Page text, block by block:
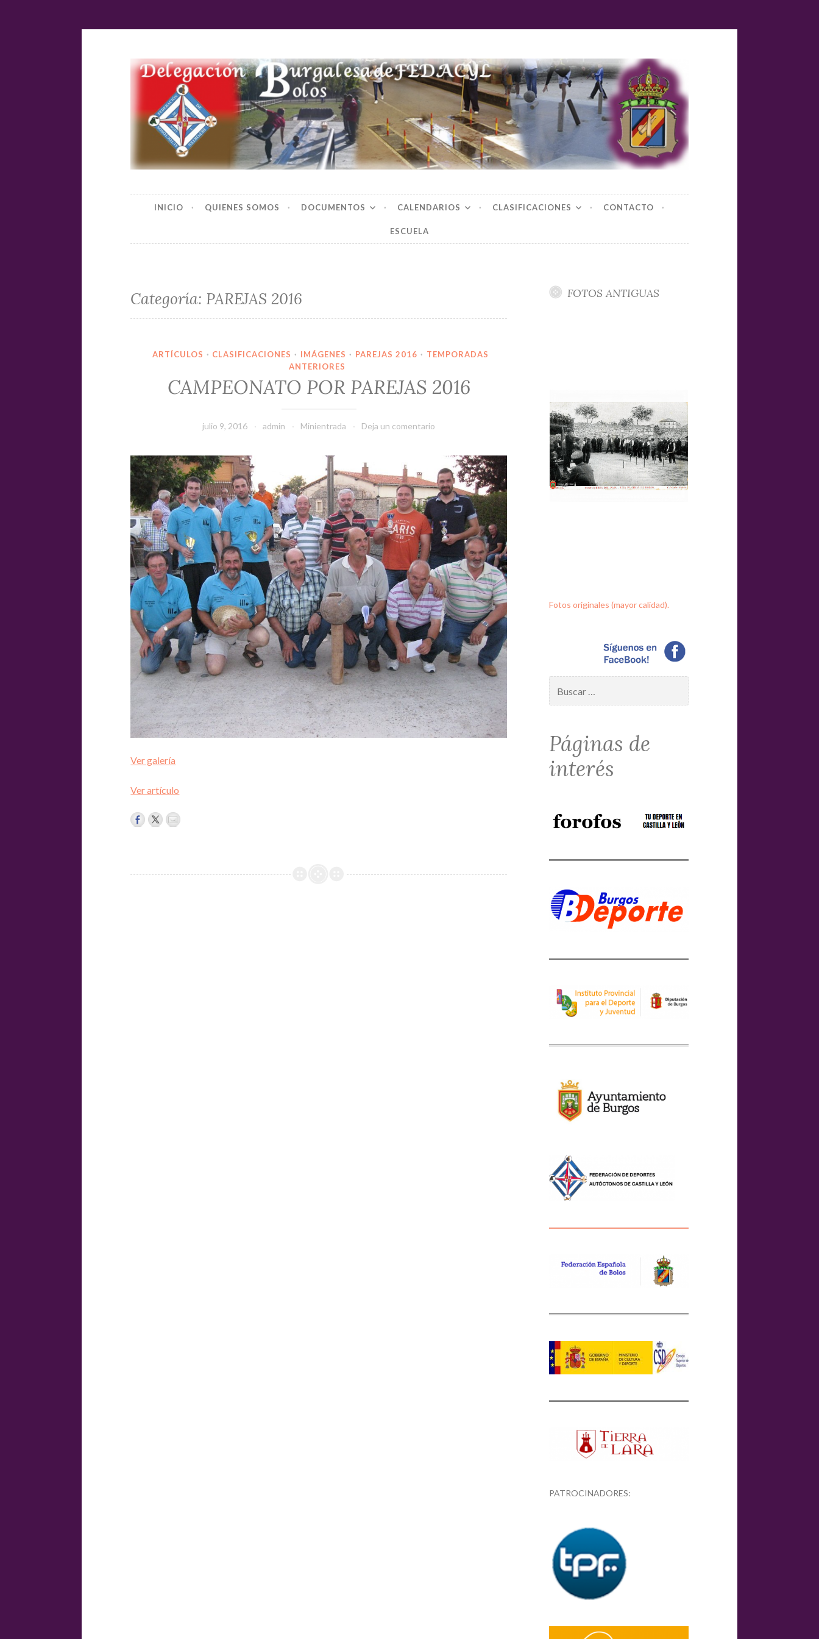
Ir
contenido
Delegación burgalesa de fedacyl-bolos
INICIO QUIENES SOMOS DOCUMENTOS CALENDARIOS CLASIFICACIONES CONTACTO
ESCUELA
Categoría: PAREJAS 2016
ARTÍCULOS · CLASIFICACIONES · IMÁGENES · PAREJAS 2016 · TEMPORADAS
ANTERIORES
CAMPEONATO POR PAREJAS 2016
julio 9, 2016 admin Minientrada Deja un comentario
Ver galería
Ver artículo
FOTOS ANTIGUAS
Fotos originales (mayor calidad).
Páginas de
interés
PATROCINADORES: